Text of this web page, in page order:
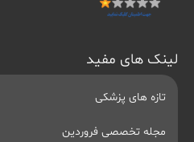
لینک های مفید
تازه های پزشکی
مجله تخصصی فروردین